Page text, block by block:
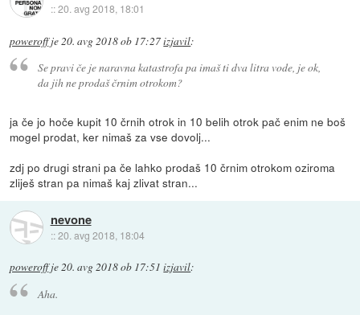
::20. avg 2018, 18:01
poweroffje20. avg 2018 ob 17:27izjavil:
Se pravi če je naravna katastrofa pa imaš ti dva litra vode, je ok,
da jih ne prodaš črnim otrokom?
ja če jo hoče kupit 10 črnih otrok in 10 belih otrok pač enim ne boš
mogel prodat, ker nimaš za vse dovolj...
zdj po drugi strani pa če lahko prodaš 10 črnim otrokom oziroma
zliješ stran pa nimaš kaj zlivat stran...
nevone
::20. avg 2018, 18:04
poweroffje20. avg 2018 ob 17:51 izjavil:
Aha.